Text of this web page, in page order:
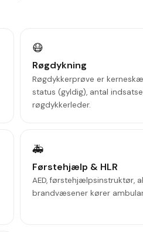
😷
Røgdykning
Røgdykkerprøve er
status (gyldig), antal
røgdykkerleder.
🚑
Førstehjælp & HLR
AED, førstehjælpsinstruktør,
brandvæsener kører